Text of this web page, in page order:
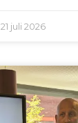
21 juli 2026